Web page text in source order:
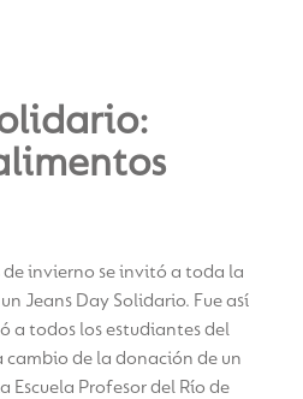
invierno se invitó a toda la
Jeans Day Solidario. Fue así
a todos los estudiantes del
cambio de la donación de un
Profesor del Río de